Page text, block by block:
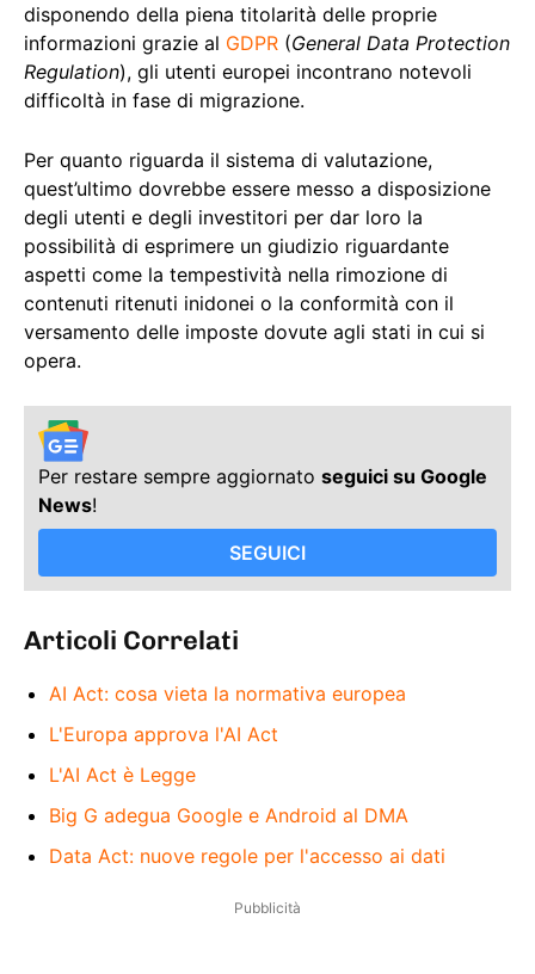
disponendo della piena titolarità delle proprie
informazioni grazie al GDPR (General Data Protection
Regulation), gli utenti europei incontrano notevoli
difficoltà in fase di migrazione.
Per quanto riguarda il sistema di valutazione,
quest’ultimo dovrebbe essere messo a disposizione
degli utenti e degli investitori per dar loro la
possibilità di esprimere un giudizio riguardante
aspetti come la tempestività nella rimozione di
contenuti ritenuti inidonei o la conformità con il
versamento delle imposte dovute agli stati in cui si
opera.
Per restare sempre aggiornato seguici su Google
News!
SEGUICI
Articoli Correlati
AI Act: cosa vieta la normativa europea
L'Europa approva l'AI Act
L'AI Act è Legge
Big G adegua Google e Android al DMA
Data Act: nuove regole per l'accesso ai dati
Pubblicità